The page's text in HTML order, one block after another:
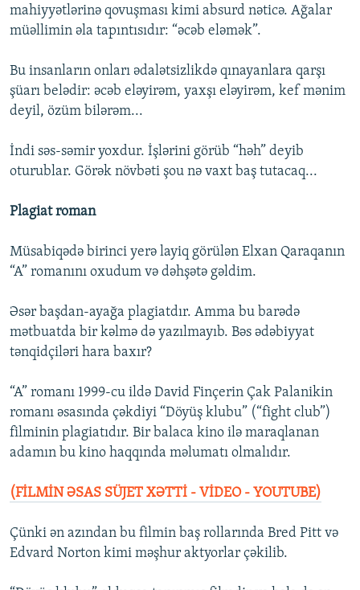
mahiyyətlərinə qovuşması kimi absurd nəticə. Ağalar
müəllimin əla tapıntısıdır: “əcəb eləmək”.
Bu insanların onları ədalətsizlikdə qınayanlara qarşı
şüarı belədir: əcəb eləyirəm, yaxşı eləyirəm, kef mənim
deyil, özüm bilərəm...
İndi səs-səmir yoxdur. İşlərini görüb “həh” deyib
oturublar. Görək növbəti şou nə vaxt baş tutacaq...
Plagiat roman
Müsabiqədə birinci yerə layiq görülən Elxan Qaraqanın
“A” romanını oxudum və dəhşətə gəldim.
Əsər başdan-ayağa plagiatdır. Amma bu barədə
mətbuatda bir kəlmə də yazılmayıb. Bəs ədəbiyyat
tənqidçiləri hara baxır?
“A” romanı 1999-cu ildə David Finçerin Çak Palanikin
romanı əsasında çəkdiyi “Döyüş klubu” (“fight club”)
filminin plagiatıdır. Bir balaca kino ilə maraqlanan
adamın bu kino haqqında məlumatı olmalıdır.
(FİLMİN ƏSAS SÜJET XƏTTİ - VİDEO - YOUTUBE)
Çünki ən azından bu filmin baş rollarında Bred Pitt və
Edvard Norton kimi məşhur aktyorlar çəkilib.